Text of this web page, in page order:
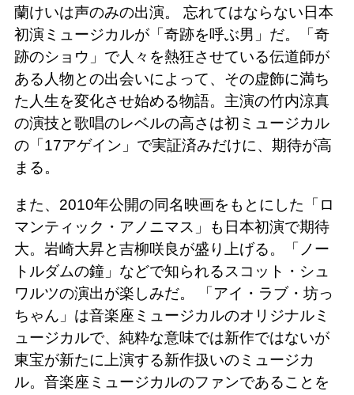
蘭けいは声のみの出演。 忘れてはならない日本
初演ミュージカルが「奇跡を呼ぶ男」だ。「奇
跡のショウ」で人々を熱狂させている伝道師が
ある人物との出会いによって、その虚飾に満ち
た人生を変化させ始める物語。主演の竹内涼真
の演技と歌唱のレベルの高さは初ミュージカル
の「17アゲイン」で実証済みだけに、期待が高
まる。
また、2010年公開の同名映画をもとにした「ロ
マンティック・アノニマス」も日本初演で期待
大。岩崎大昇と吉柳咲良が盛り上げる。「ノー
トルダムの鐘」などで知られるスコット・シュ
ワルツの演出が楽しみだ。 「アイ・ラブ・坊っ
ちゃん」は音楽座ミュージカルのオリジナルミ
ュージカルで、純粋な意味では新作ではないが
東宝が新たに上演する新作扱いのミュージカ
ル。音楽座ミュージカルのファンであることを